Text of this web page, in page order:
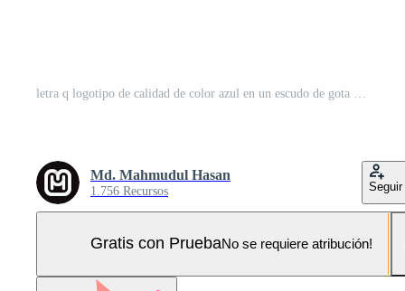
Md. Mahmudul Hasan
1.756 Recursos Seguir
Gratis con PruebaNo se requiere atribución!